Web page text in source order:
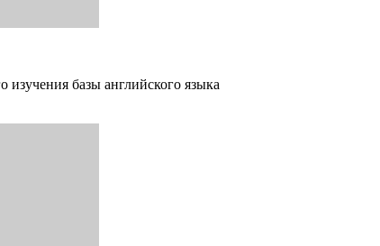
изучения базы английского языка